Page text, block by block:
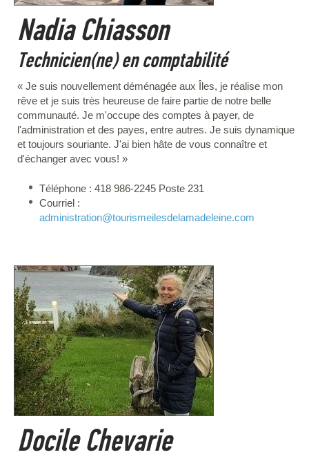
Nadia Chiasson
Technicien(ne) en comptabilité
« Je suis nouvellement déménagée aux Îles, je réalise mon
rêve et je suis très heureuse de faire partie de notre belle
communauté. Je m'occupe des comptes à payer, de
l'administration et des payes, entre autres. Je suis dynamique
et toujours souriante. J'ai bien hâte de vous connaître et
d'échanger avec vous! »
Téléphone : 418 986-2245 Poste 231
Courriel :
administration@tourismeilesdelamadeleine.com
Docile Chevarie